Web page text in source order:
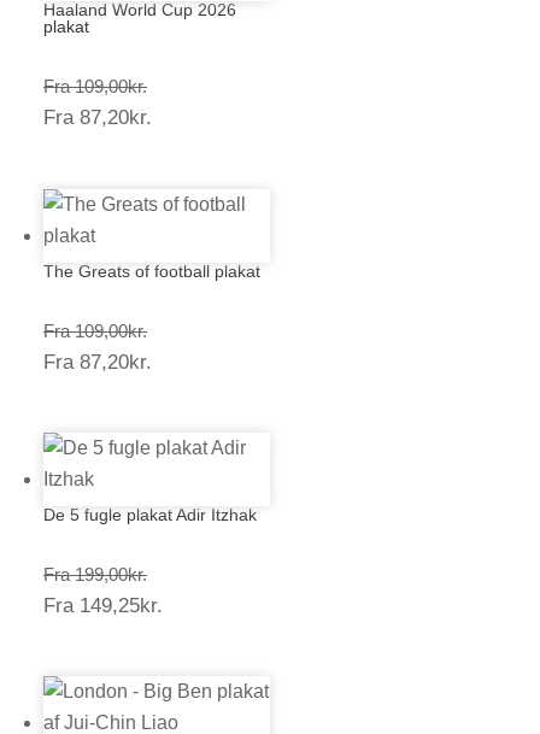
Haaland World Cup 2026
plakat
Fra 109,00kr.Prisinterval:
109,00kr.
Fra 87,20kr.
The Greats of football plakat
Fra 109,00kr.Prisinterval:
109,00kr.
Fra 87,20kr.
De 5 fugle plakat Adir Itzhak
Fra 199,00kr.Prisinterval:
199,00kr.
Fra 149,25kr.